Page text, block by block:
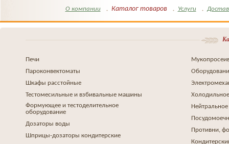
О компании Каталог товаров Услуги
Печи
Пароконвектоматы
Шкафы расстойные
Тестомесильные и взбивальные машины
Формующее и тестоделительное
оборудование
Дозаторы воды
Шприцы-дозаторы кондитерские
Противни,